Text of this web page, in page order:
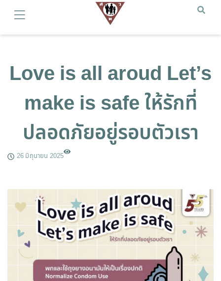
Love is all aroud Let’s
make is safe ให้รักที่
ปลอดภัยอยู่รอบตัวเรา
26 มิถุนายน 2025